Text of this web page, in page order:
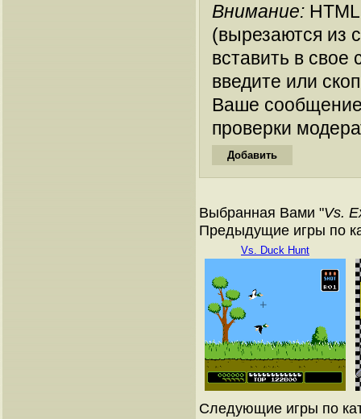
Внимание:
(вырезаются из
вставить в
введите или
Ваше
проверки
Выбранная Вами "Vs.
Предыдущие игры по
Vs. Duck Hunt
Следующие игры по